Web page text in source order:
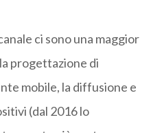
ci sono una maggior
progettazione di
mobile, la diffusione e
(dal 2016 lo